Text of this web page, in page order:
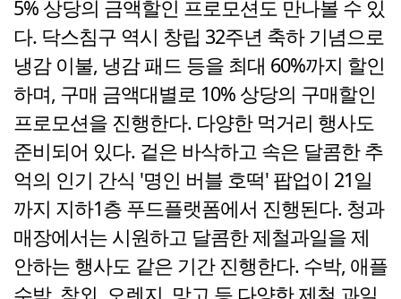
5% 상당의 금액할인 프로모션도 만나볼 수 있
다. 닥스침구 역시 창립 32주년 축하 기념으로
냉감 이불, 냉감 패드 등을 최대 60%까지 할인
하며, 구매 금액대별로 10% 상당의 구매할인
프로모션을 진행한다. 다양한 먹거리 행사도
준비되어 있다. 겉은 바삭하고 속은 달콤한 추
억의 인기 간식 '명인 버블 호떡' 팝업이 21일
까지 지하1층 푸드플랫폼에서 진행된다. 청과
매장에서는 시원하고 달콤한 제철과일을 제
안하는 행사도 같은 기간 진행한다. 수박, 애플